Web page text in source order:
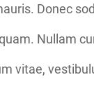
Donec
Nullam
vitae,